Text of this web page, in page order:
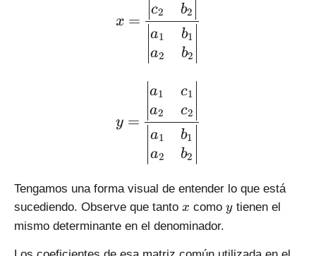
x =
a1
a2
b1
b2
c2 b2
\large \displaystyle y =
y =
a1
a2
b1
b2
a1
a2
c1
c2
Tengamos una forma visual de entender lo que está
sucediendo. Observe que tanto x
x como y
ytienen el
mismo determinante en el denominador.